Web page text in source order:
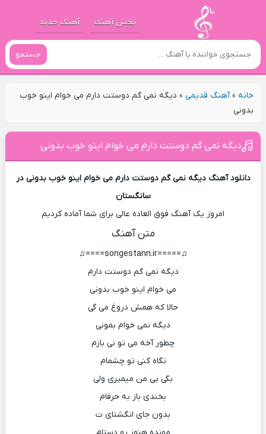
پخش آهنگ آهنگ جدید
جستجو
خانه»آهنگ قدیمی» دیگه نمی گم دوستت دارم می خوام اینو خوب
بدونی
دیگه نمی گم دوستت دارم می خوام اینو خوب بدونی
دانلود آهنگ دیگه نمی گم دوستت دارم می خوام اینو خوب بدونی در
سانگستان
امروز یک آهنگ فوق العاده عالی برای شما آماده کردیم
متن آهنگ
♫=====songestann.ir====♫
دیگه نمی گم دوستت دارم
می خوام اینو خوب بدونی
حالا که همش دروغ می گی
دیگه نمی خوام بمونی
چطور آخه می تو نی بازم
نگاه کنی تو چشمام
بگی بی من میمیری ولی
بخندی باز به حرفام
بدون جای انگشتای ت